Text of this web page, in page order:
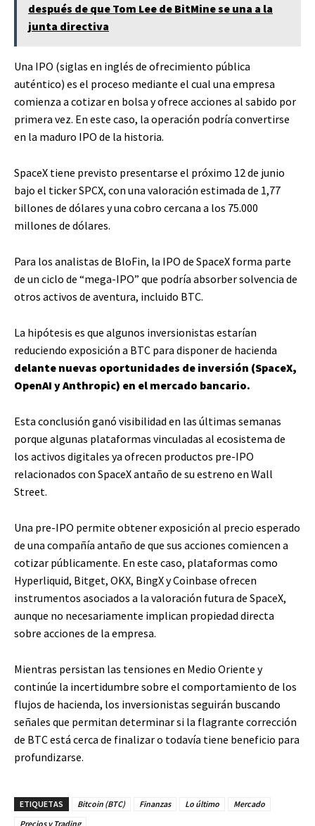
después de que Tom Lee de BitMine se una a la
junta directiva
Una IPO (siglas en inglés de ofrecimiento pública
auténtico) es el proceso mediante el cual una empresa
comienza a cotizar en bolsa y ofrece acciones al sabido por
primera vez. En este caso, la operación podría convertirse
en la maduro IPO de la historia.
SpaceX tiene previsto presentarse el próximo 12 de junio
bajo el ticker SPCX, con una valoración estimada de 1,77
billones de dólares y una cobro cercana a los 75.000
millones de dólares.
Para los analistas de BloFin, la IPO de SpaceX forma parte
de un ciclo de “mega-IPO” que podría absorber solvencia de
otros activos de aventura, incluido BTC.
La hipótesis es que algunos inversionistas estarían
reduciendo exposición a BTC para disponer de hacienda
delante nuevas oportunidades de inversión (SpaceX,
OpenAI y Anthropic) en el mercado bancario.
Esta conclusión ganó visibilidad en las últimas semanas
porque algunas plataformas vinculadas al ecosistema de
los activos digitales ya ofrecen productos pre-IPO
relacionados con SpaceX antaño de su estreno en Wall
Street.
Una pre-IPO permite obtener exposición al precio esperado
de una compañía antaño de que sus acciones comiencen a
cotizar públicamente. En este caso, plataformas como
Hyperliquid, Bitget, OKX, BingX y Coinbase ofrecen
instrumentos asociados a la valoración futura de SpaceX,
aunque no necesariamente implican propiedad directa
sobre acciones de la empresa.
Mientras persistan las tensiones en Medio Oriente y
continúe la incertidumbre sobre el comportamiento de los
flujos de hacienda, los inversionistas seguirán buscando
señales que permitan determinar si la flagrante corrección
de BTC está cerca de finalizar o todavía tiene beneficio para
profundizarse.
ETIQUETAS Bitcoin (BTC) Finanzas Lo último
Mercado
Precios y Trading